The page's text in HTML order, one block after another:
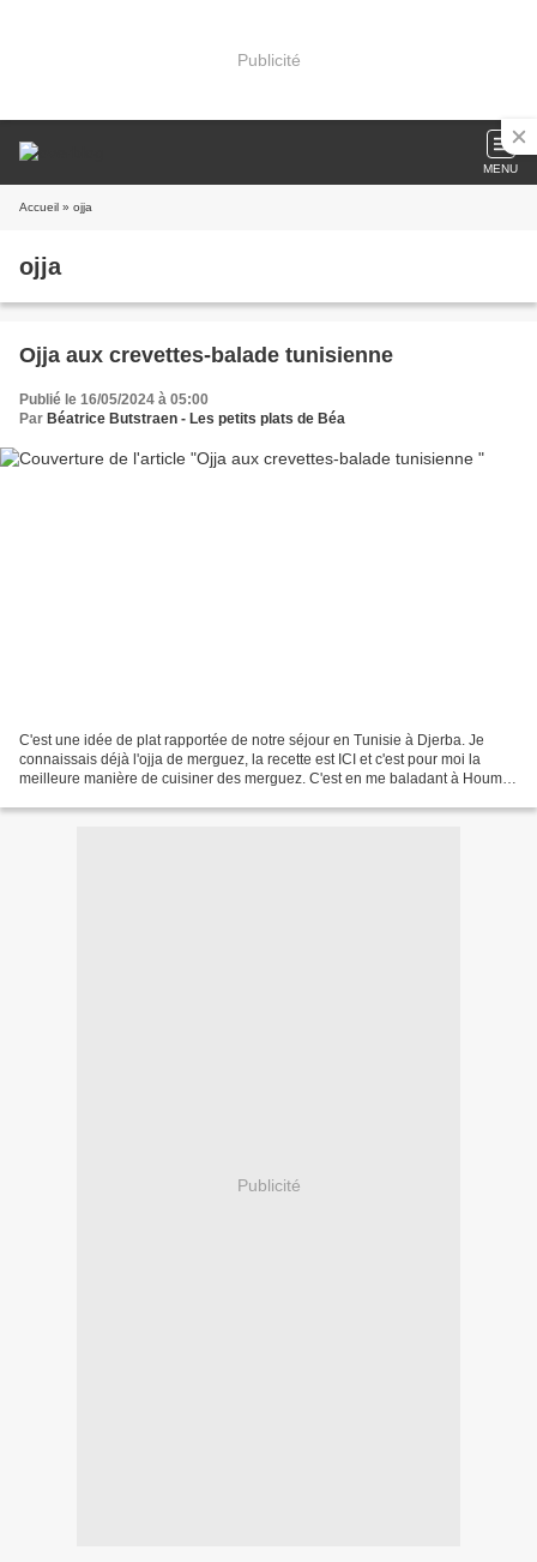
Publicité
MENU
Accueil » ojja
ojja
Ojja aux crevettes-balade tunisienne
Publié le 16/05/2024 à 05:00
Par Béatrice Butstraen - Les petits plats de Béa
C'est une idée de plat rapportée de notre séjour en Tunisie à Djerba. Je
connaissais déjà l'ojja de merguez, la recette est ICI et c'est pour moi la
meilleure manière de cuisiner des merguez. C'est en me baladant à Houmt
Publicité